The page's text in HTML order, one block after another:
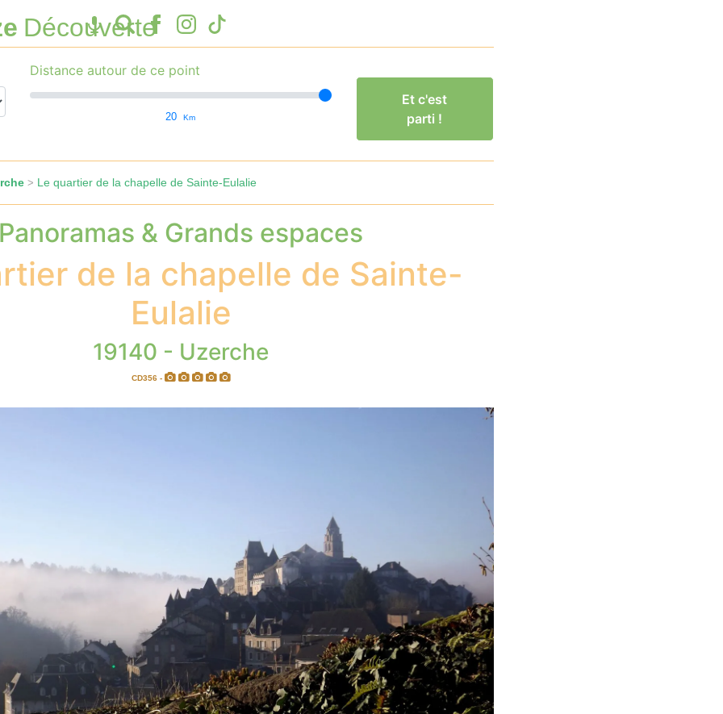
Découverte
Distance autour de ce point
20 Km
Et c'est
parti !
> Le quartier de la chapelle de Sainte-Eulalie
& Grands espaces
de la chapelle de Sainte-
Eulalie
19140 - Uzerche
CD356 -